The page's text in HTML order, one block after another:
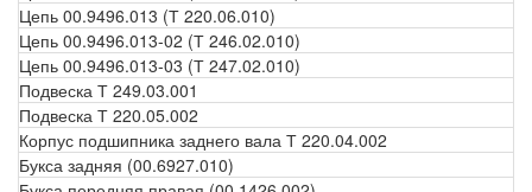
Цепь 00.9496.013 (Т 220.06.010)
Цепь 00.9496.013-02 (Т 246.02.010)
Цепь 00.9496.013-03 (Т 247.02.010)
Подвеска Т 249.03.001
Подвеска Т 220.05.002
Корпус подшипника заднего вала Т 220.04.002
Букса задняя (00.6927.010)